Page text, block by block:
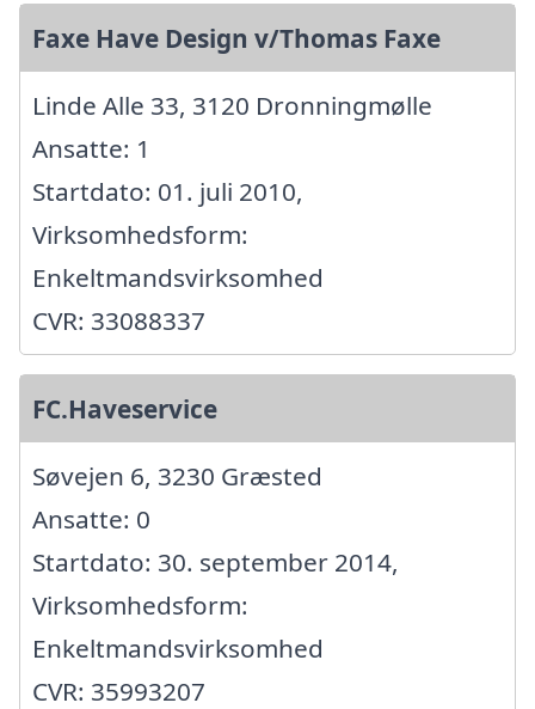
Faxe Have Design v/Thomas Faxe
Linde Alle 33, 3120 Dronningmølle
Ansatte: 1
Startdato: 01. juli 2010,
Virksomhedsform:
Enkeltmandsvirksomhed
CVR: 33088337
FC.Haveservice
Søvejen 6, 3230 Græsted
Ansatte: 0
Startdato: 30. september 2014,
Virksomhedsform:
Enkeltmandsvirksomhed
CVR: 35993207